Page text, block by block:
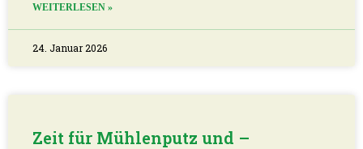
WEITERLESEN »
24. Januar 2026
Zeit für Mühlenputz und –